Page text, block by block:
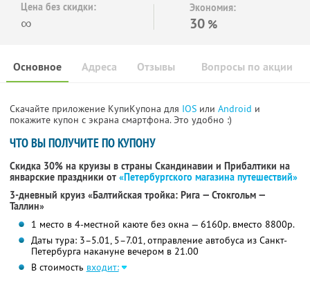
Цена без скидки:
∞
Экономия:
30 %
Основное Отзывы Вопросы по акции
Адреса
Скачайте приложение КупиКупона для IOS или Android и
покажите купон с экрана смартфона. Это удобно :)
ЧТО ВЫ ПОЛУЧИТЕ ПО КУПОНУ
Скидка 30% на круизы в страны Скандинавии и Прибалтики на
январские праздники от «Петербургского магазина путешествий»
3-дневный круиз «Балтийская тройка: Рига — Стокгольм —
Таллин»
1 место в 4-местной каюте без окна — 6160р. вместо 8800р.
Даты тура: 3–5.01, 5–7.01, отправление автобуса из Санкт-
Петербурга накануне вечером в 21.00
В стоимость входит: